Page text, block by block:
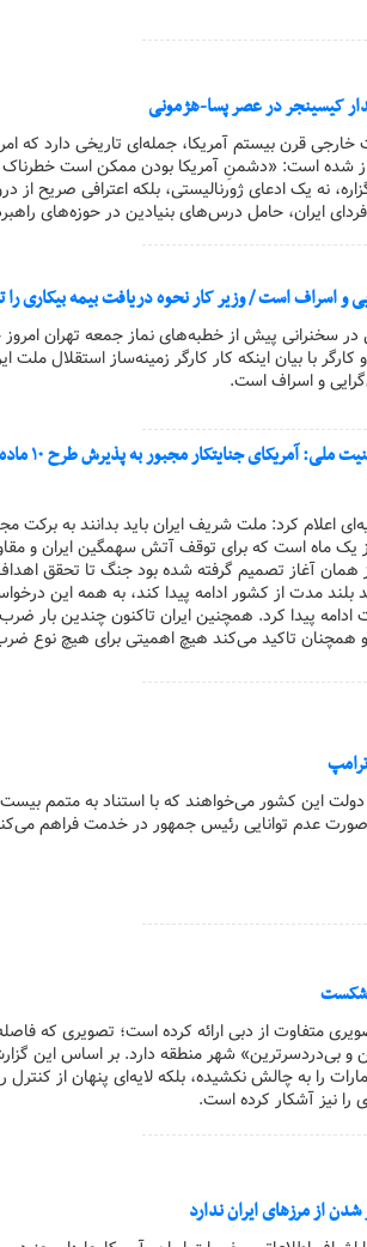
کیسینجر در عصر پسا-هژمونی
قرن بیستم آمریکا، جمله‌ای تاریخی دارد که
شده است: «دشمنِ آمریکا بودن ممکن است خطرناک
نه یک ادعای ژورنالیستی، بلکه اعترافی صریح از
ایران، حامل درس‌های بنیادین در حوزه‌های
و اسراف است / وزیر کار نحوه دریافت بیمه بیکاری را
در سخنرانی پیش از خطبه‌های نماز جمعه تهران
با بیان اینکه کار کارگر زمینه‌ساز استقلال ملت
و اسراف است.
آتش‌بس دو هفته‌ای
اعلام کرد: ملت شریف ایران باید بدانند به برکت
ماه است که برای توقف آتش سهمگین ایران و
همان آغاز تصمیم گرفته شده بود جنگ تا تحقق
مدت از کشور ادامه پیدا کند، به همه این
پیدا کرد. همچنین ایران تاکنون چندین بار ضرب
همچنان تاکید می‌کند هیچ اهمیتی برای هیچ نوع ضرب
دولت این کشور می‌خواهند که با استناد به متمم
صورت عدم توانایی رئیس جمهور در خدمت فراهم
شکست
متفاوت از دبی ارائه کرده است؛ تصویری که
و بی‌دردسرترین» شهر منطقه دارد. بر اساس این
را به چالش نکشیده، بلکه لایه‌ای پنهان از
نیز آشکار کرده است.
از مرز‌های ایران ندارد